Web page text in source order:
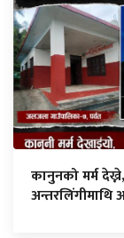
कानुनको मर्म
अन्तरलिंगीमाथि